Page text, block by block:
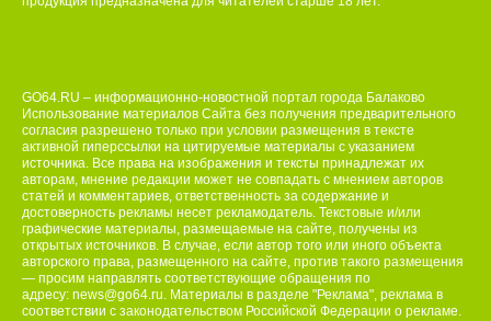
GO64.RU – информационно-новостной портал города Балаково
Использование материалов Сайта без получения предварительного
согласия разрешено только при условии размещения в тексте
активной гиперссылки на цитируемые материалы с указанием
источника. Все права на изображения и тексты принадлежат их
авторам, мнение редакции может не совпадать с мнением авторов
статей и комментариев, ответственность за содержание и
достоверность рекламы несет рекламодатель. Текстовые и/или
графические материалы, размещаемые на сайте, получены из
открытых источников. В случае, если автор того или иного объекта
авторского права, размещенного на сайте, против такого размещения
— просим направлять соответствующие обращения по
адресу: news@go64.ru. Материалы в разделе "Реклама", реклама в
соответствии с законодательством Российской Федерации о рекламе.